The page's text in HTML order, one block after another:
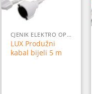
CJENIK ELEKTRO OPREME
LUX Produžni
kabal bijeli 5 m